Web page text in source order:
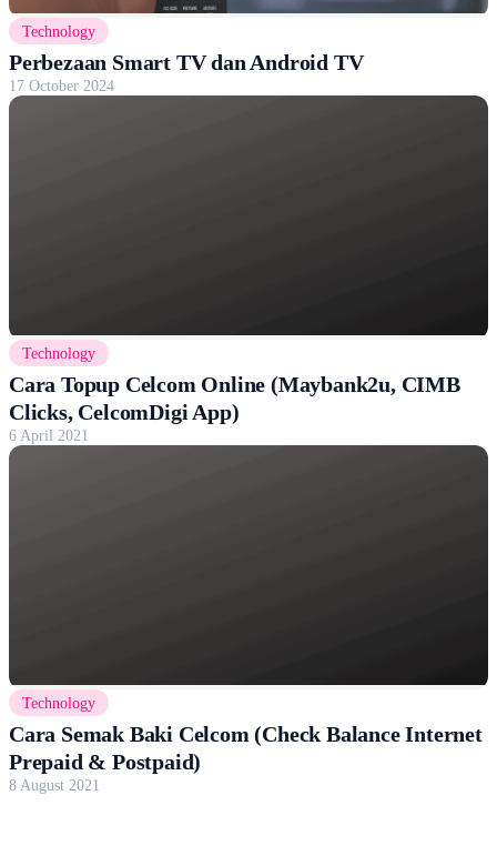
Technology
Perbezaan Smart TV dan Android TV
17 October 2024
Technology
Cara Topup Celcom Online (Maybank2u, CIMB
Clicks, CelcomDigi App)
6 April 2021
Technology
Cara Semak Baki Celcom (Check Balance Internet
Prepaid & Postpaid)
8 August 2021